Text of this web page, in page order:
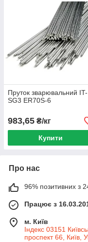
Пруток зварювальний IT-
SG3 ER70S-6
983,65 ₴/кг
Купити
Про нас
96% позитивних з 24
Працює з
м. Київ
Індекс 03151
проспект 66, Київ,